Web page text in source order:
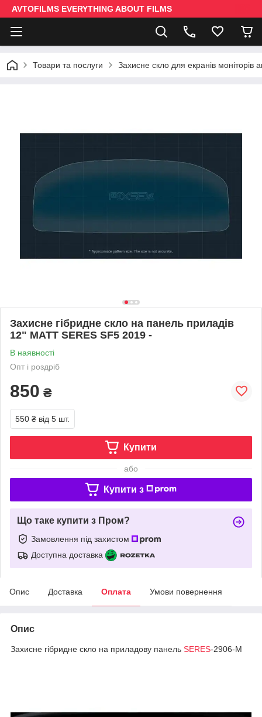
AVTOFILMS EVERYTHING ABOUT FILMS
Товари та послуги Захисне скло для екранів моніторів
Захисне гібридне скло на панель приладів
12" MATT SERES SF5 2019 -
В наявності
Опт і роздріб
850 ₴
550 ₴ від 5 шт.
Купити
або
Купити з
Що таке купити з Пром?
Замовлення під захистом
Доступна доставка
Опис Доставка Оплата Умови повернення
Опис
Захисне гібридне скло на приладову панель SERES-2906-M